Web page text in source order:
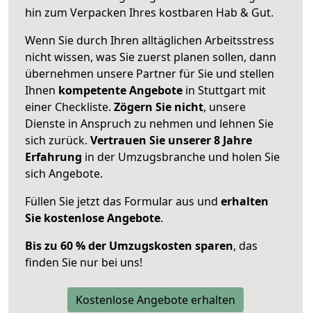
hin zum Verpacken Ihres kostbaren Hab & Gut.
Wenn Sie durch Ihren alltäglichen Arbeitsstress
nicht wissen, was Sie zuerst planen sollen, dann
übernehmen unsere Partner für Sie und stellen
Ihnen kompetente Angebote in Stuttgart mit
einer Checkliste. Zögern Sie nicht, unsere
Dienste in Anspruch zu nehmen und lehnen Sie
sich zurück. Vertrauen Sie unserer 8 Jahre
Erfahrung in der Umzugsbranche und holen Sie
sich Angebote.
Füllen Sie jetzt das Formular aus und erhalten
Sie kostenlose Angebote.
Bis zu 60 % der Umzugskosten sparen, das
finden Sie nur bei uns!
Kostenlose Angebote erhalten